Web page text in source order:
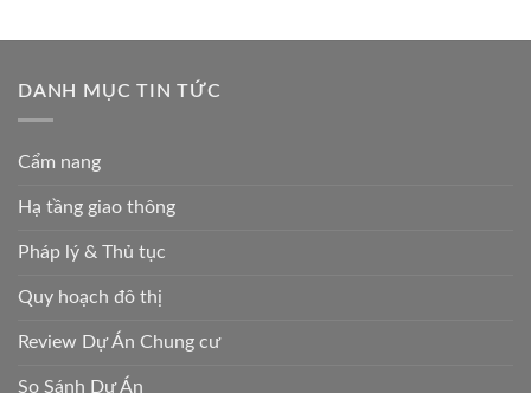
DANH MỤC TIN TỨC
Cẩm nang
Hạ tầng giao thông
Pháp lý & Thủ tục
Quy hoạch đô thị
Review Dự Án Chung cư
So Sánh Dự Án